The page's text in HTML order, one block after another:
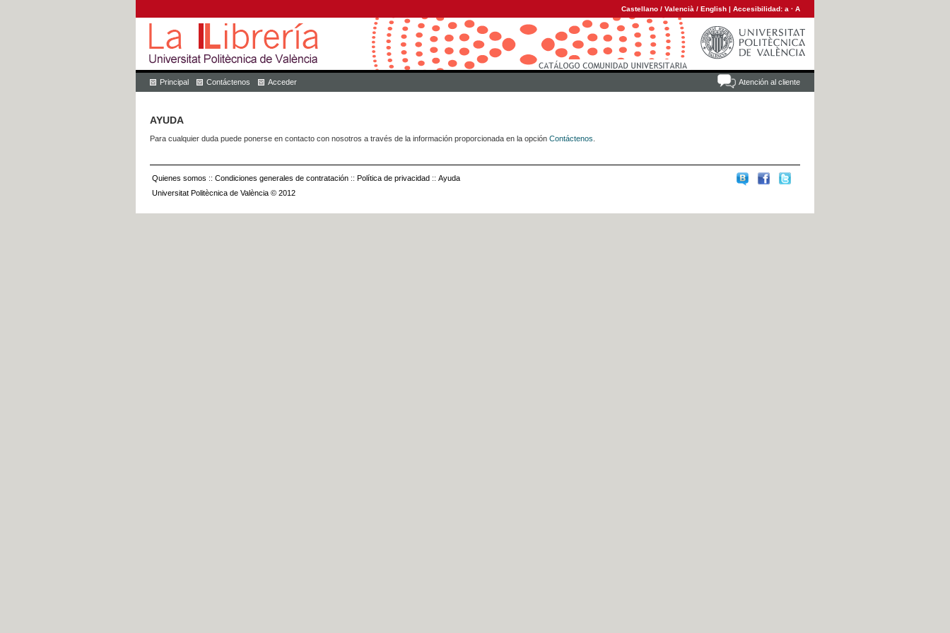
Castellano / Valencià / English | Accesibilidad: a · A
Atención al cliente
Principal Contáctenos Acceder
AYUDA
Para cualquier duda puede ponerse en contacto con nosotros a través de la información proporcionada en la opción Contáctenos
Quienes somos :: Condiciones generales de contratación :: Política de privacidad :: Ayuda
Universitat Politècnica de València © 2012